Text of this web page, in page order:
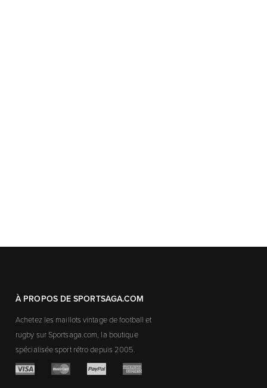
À PROPOS DE SPORTSAGA.COM
Achetez les maillots vintage de football et
rugby sur Sportsaga.com, la boutique
spécialisée sport rétro depuis 2005.